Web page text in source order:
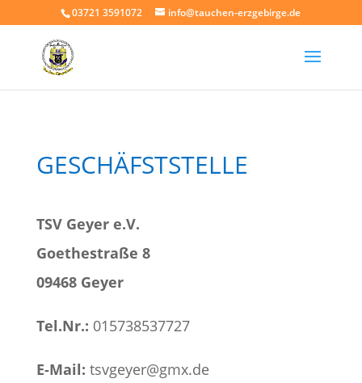
03721 3591072 info@tauchen-erzgebirge.de
GESCHÄFSTSTELLE
TSV Geyer e.V.
Goethestraße 8
09468 Geyer
Tel.Nr.: 015738537727
E-Mail: tsvgeyer@gmx.de